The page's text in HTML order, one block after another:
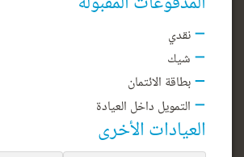
نقدي
شيك
بطاقة الائتمان
التمويل داخل العيادة
العيادات الأخرى